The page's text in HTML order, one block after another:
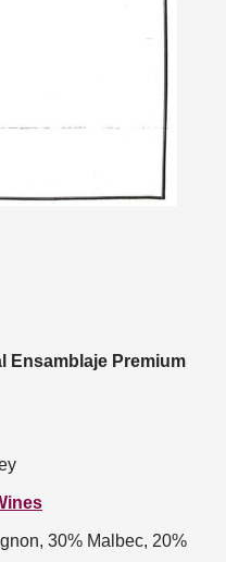
Ensamblaje Premium
30% Malbec, 20%